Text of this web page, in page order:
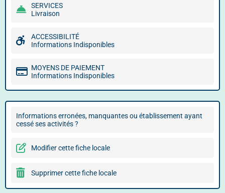
SERVICES
Livraison
ACCESSIBILITÉ
Informations Indisponibles
MOYENS DE PAIEMENT
Informations Indisponibles
Informations erronées, manquantes ou établissement ayant
cessé ses activités ?
Modifier cette fiche locale
Supprimer cette fiche locale